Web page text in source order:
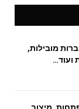
מובילות,
ועוד…